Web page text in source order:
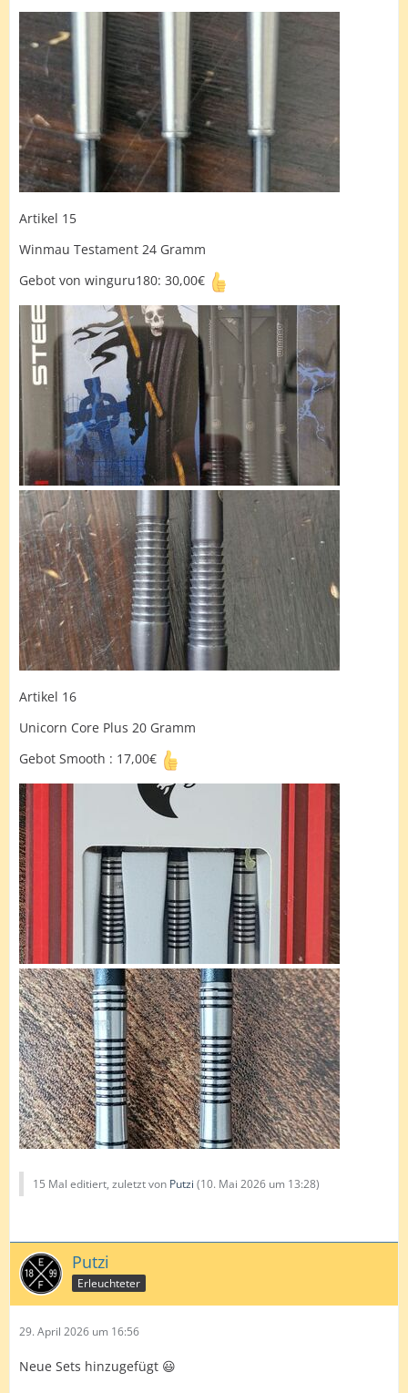
Artikel 15
Winmau Testament 24 Gramm
Gebot von winguru180: 30,00€
Artikel 16
Unicorn Core Plus 20 Gramm
Gebot Smooth : 17,00€
15 Mal editiert, zuletzt von Putzi (10. Mai 2026 um 13:28)
Putzi
Erleuchteter
29. April 2026 um 16:56
Neue Sets hinzugefügt 😃